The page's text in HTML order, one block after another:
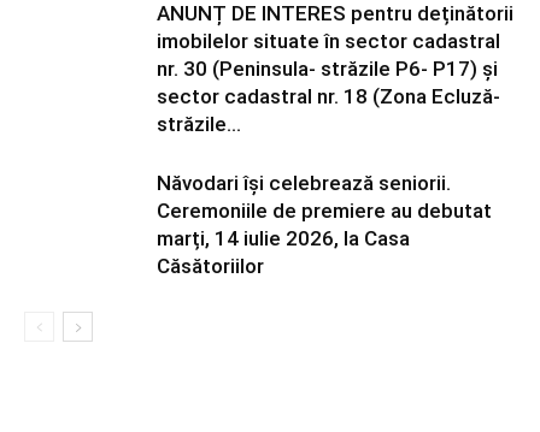
ANUNȚ DE INTERES pentru deținătorii
imobilelor situate în sector cadastral
nr. 30 (Peninsula- străzile P6- P17) și
sector cadastral nr. 18 (Zona Ecluză-
străzile...
Năvodari își celebrează seniorii.
Ceremoniile de premiere au debutat
marți, 14 iulie 2026, la Casa
Căsătoriilor